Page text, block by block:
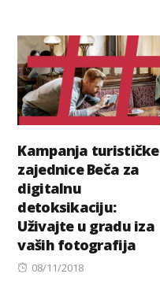
Kampanja turističke
zajednice Beča za
digitalnu
detoksikaciju:
Uživajte u gradu iza
vaših fotografija
Posted
08/11/2018